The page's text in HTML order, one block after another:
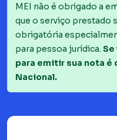
MEI não é obrigado a
que o serviço prestado
obrigatória
para pessoa jurídica. Se
para emitir sua nota é
Nacional.